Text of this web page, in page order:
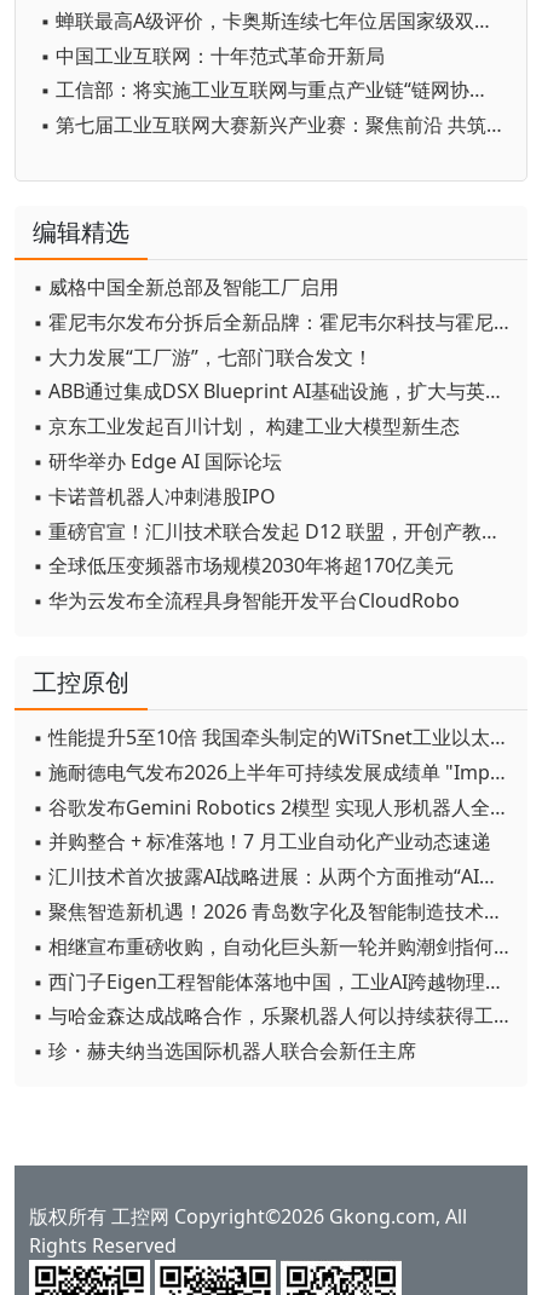
▪ 蝉联最高A级评价，卡奥斯连续七年位居国家级双跨平台首位
▪ 中国工业互联网：十年范式革命开新局
▪ 工信部：将实施工业互联网与重点产业链“链网协同”行动
▪ 第七届工业互联网大赛新兴产业赛：聚焦前沿 共筑未来创新生态
编辑精选
▪ 威格中国全新总部及智能工厂启用
▪ 霍尼韦尔发布分拆后全新品牌：霍尼韦尔科技与霍尼韦尔航空航天
▪ 大力发展“工厂游”，七部门联合发文！
▪ ABB通过集成DSX Blueprint AI基础设施，扩大与英伟达的合作
▪ 京东工业发起百川计划， 构建工业大模型新生态
▪ 研华举办 Edge AI 国际论坛
▪ 卡诺普机器人冲刺港股IPO
▪ 重磅官宣！汇川技术联合发起 D12 联盟，开创产教融合新范式
▪ 全球低压变频器市场规模2030年将超170亿美元
▪ 华为云发布全流程具身智能开发平台CloudRobo
工控原创
▪ 性能提升5至10倍 我国牵头制定的WiTSnet工业以太网国际标准正式发布
▪ 施耐德电气发布2026上半年可持续发展成绩单 "Impact 2030"路线图开局稳健
▪ 谷歌发布Gemini Robotics 2模型 实现人形机器人全身智能控制突破
▪ 并购整合 + 标准落地！7 月工业自动化产业动态速递
▪ 汇川技术首次披露AI战略进展：从两个方面推动“AI业务化”落地
▪ 聚焦智造新机遇！2026 青岛数字化及智能制造技术论坛圆满落幕
▪ 相继宣布重磅收购，自动化巨头新一轮并购潮剑指何方？
▪ 西门子Eigen工程智能体落地中国，工业AI跨越物理世界“确定性”拐点
▪ 与哈金森达成战略合作，乐聚机器人何以持续获得工业巨头青睐？
▪ 珍・赫夫纳当选国际机器人联合会新任主席
版权所有 工控网 Copyright©2026 Gkong.com, All
Rights Reserved